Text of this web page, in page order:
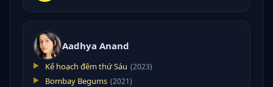
Aadhya Anand
Kế hoạch đêm thứ Sáu (2023)
Bombay Begums (2021)